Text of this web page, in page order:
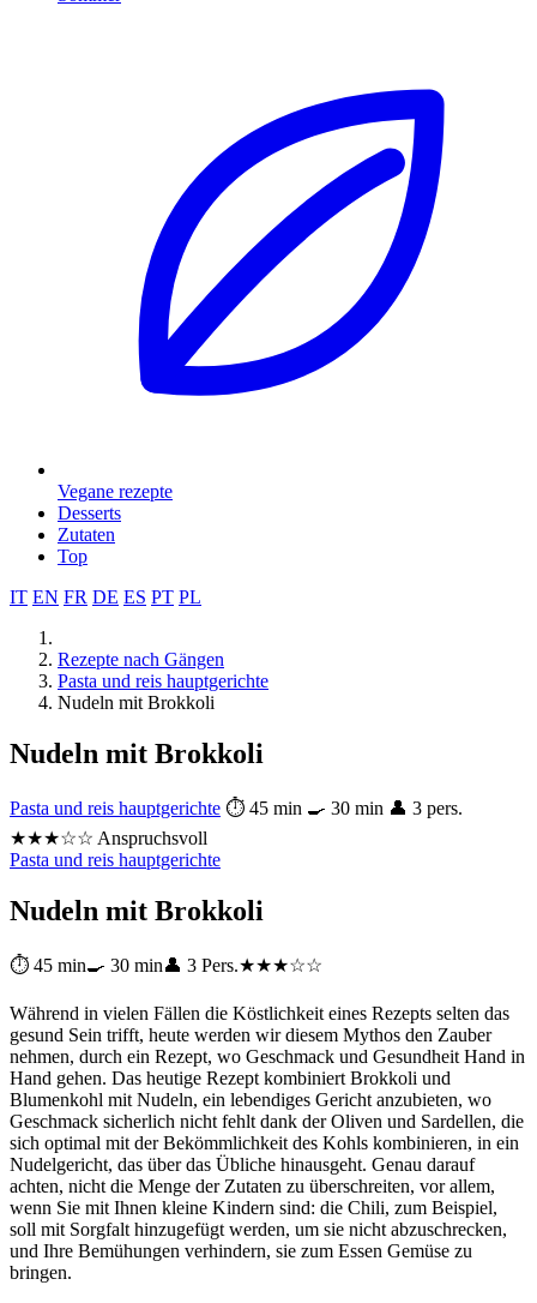
Vegane rezepte
Desserts
Zutaten
Top
IT EN FR DE ES PT PL
Rezepte nach Gängen
Pasta und reis hauptgerichte
Nudeln mit Brokkoli
Nudeln mit Brokkoli
Pasta und reis hauptgerichte ⏱ 45 min 🍳 30 min 👤 3 pers.
★★★☆☆ Anspruchsvoll
Pasta und reis hauptgerichte
Nudeln mit Brokkoli
⏱ 45 min🍳 30 min👤 3 Pers.★★★☆☆
Während in vielen Fällen die Köstlichkeit eines Rezepts selten das
gesund Sein trifft, heute werden wir diesem Mythos den Zauber
nehmen, durch ein Rezept, wo Geschmack und Gesundheit Hand in
Hand gehen. Das heutige Rezept kombiniert Brokkoli und
Blumenkohl mit Nudeln, ein lebendiges Gericht anzubieten, wo
Geschmack sicherlich nicht fehlt dank der Oliven und Sardellen, die
sich optimal mit der Bekömmlichkeit des Kohls kombinieren, in ein
Nudelgericht, das über das Übliche hinausgeht. Genau darauf
achten, nicht die Menge der Zutaten zu überschreiten, vor allem,
wenn Sie mit Ihnen kleine Kindern sind: die Chili, zum Beispiel,
soll mit Sorgfalt hinzugefügt werden, um sie nicht abzuschrecken,
und Ihre Bemühungen verhindern, sie zum Essen Gemüse zu
bringen.